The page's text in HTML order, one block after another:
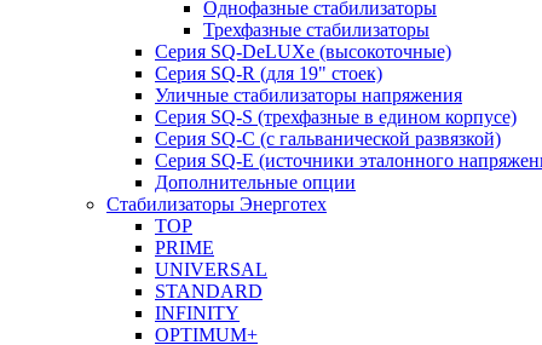
Однофазные стабилизаторы
Трехфазные стабилизаторы
Серия SQ-DeLUXe (высокоточные)
Серия SQ-R (для 19" стоек)
Уличные стабилизаторы напряжения
Серия SQ-S (трехфазные в едином корпусе)
Серия SQ-C (с гальванической развязкой)
Cерия SQ-E (источники эталонного
Дополнительные опции
Стабилизаторы Энерготех
TOP
PRIME
UNIVERSAL
STANDARD
INFINITY
OPTIMUM+